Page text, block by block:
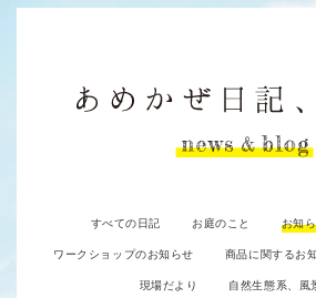
すべての日記 お庭のこと お知
ワークショップのお知らせ 商品に関するお
現場だより 自然生態系、風